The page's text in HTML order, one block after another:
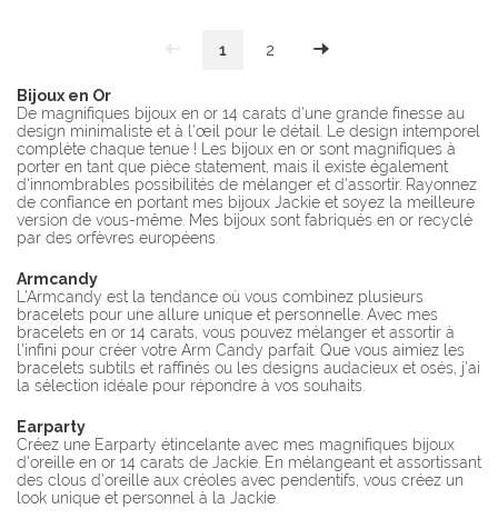
1 2
Bijoux en Or
De magnifiques bijoux en or 14 carats d'une grande finesse au
design minimaliste et à l'œil pour le détail. Le design intemporel
complète chaque tenue ! Les bijoux en or sont magnifiques à
porter en tant que pièce statement, mais il existe également
d'innombrables possibilités de mélanger et d'assortir. Rayonnez
de confiance en portant mes bijoux Jackie et soyez la meilleure
version de vous-même. Mes bijoux sont fabriqués en or recyclé
par des orfèvres européens.
Armcandy
L'Armcandy est la tendance où vous combinez plusieurs
bracelets pour une allure unique et personnelle. Avec mes
bracelets en or 14 carats, vous pouvez mélanger et assortir à
l'infini pour créer votre Arm Candy parfait. Que vous aimiez les
bracelets subtils et raffinés ou les designs audacieux et osés, j'ai
la sélection idéale pour répondre à vos souhaits.
Earparty
Créez une Earparty étincelante avec mes magnifiques bijoux
d'oreille en or 14 carats de Jackie. En mélangeant et assortissant
des clous d'oreille aux créoles avec pendentifs, vous créez un
look unique et personnel à la Jackie.